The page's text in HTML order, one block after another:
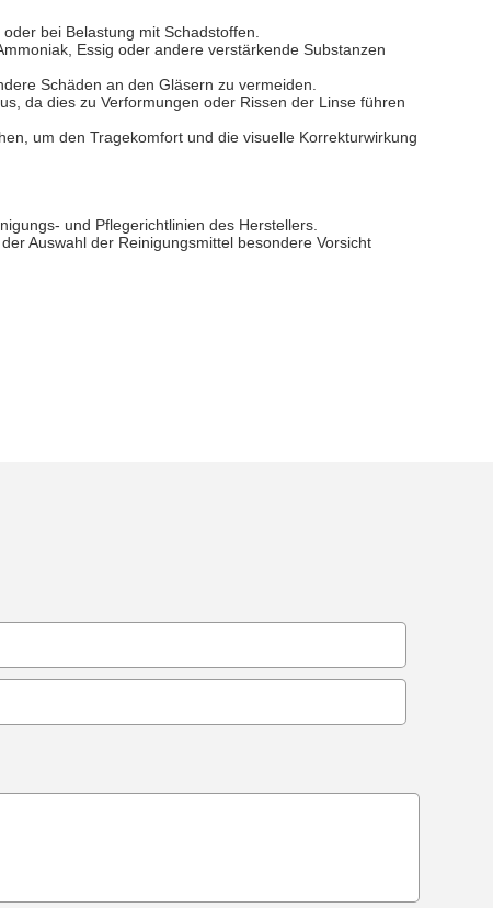
bei Belastung mit Schadstoffen.
Essig oder andere verstärkende Substanzen
Schäden an den Gläsern zu vermeiden.
da dies zu Verformungen oder Rissen der Linse führen
um den Tragekomfort und die visuelle Korrekturwirkung
und Pflegerichtlinien des Herstellers.
Auswahl der Reinigungsmittel besondere Vorsicht